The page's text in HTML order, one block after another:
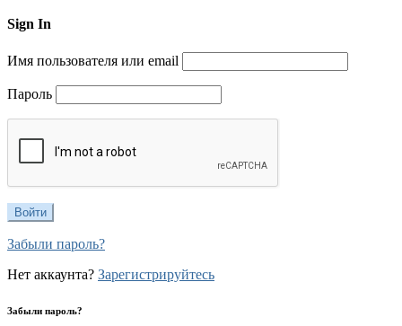
Sign In
Имя пользователя или email
Пароль
Забыли пароль?
Нет аккаунта? Зарегистрируйтесь
Забыли пароль?